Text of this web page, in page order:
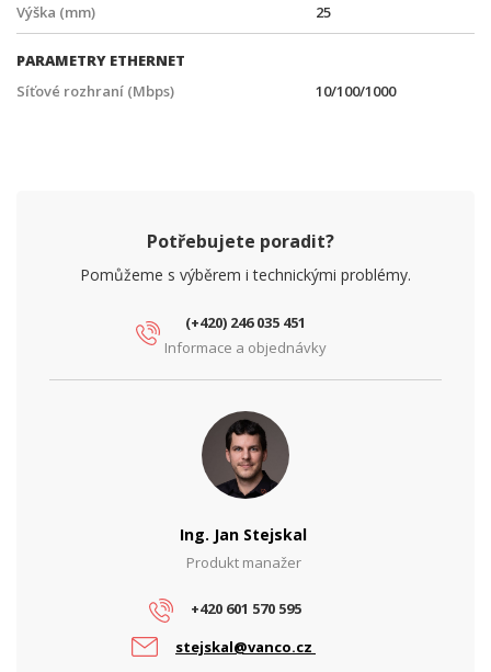
Výška (mm) 25
PARAMETRY ETHERNET
Síťové rozhraní (Mbps)
10/100/1000
Potřebujete poradit?
Pomůžeme s výběrem i technickými problémy.
(+420) 246 035 451
Informace a objednávky
Ing. Jan Stejskal
Produkt manažer
+420 601 570 595
stejskal@vanco.cz